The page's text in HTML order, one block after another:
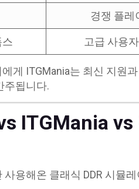
경쟁 플레
고급 사용
게 ITGMania는 최신 지원
주됩니다.
ITGMania
용해온 클래식 DDR 시뮬